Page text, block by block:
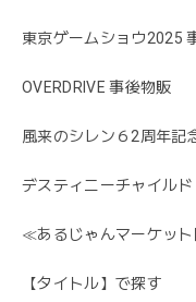
東京ゲームショウ2025
OVERDRIVE 事後物販
風来のシレン６2周年記
デスティニーチャイルド
≪あるじゃんマーケッ
【タイトル】で探す